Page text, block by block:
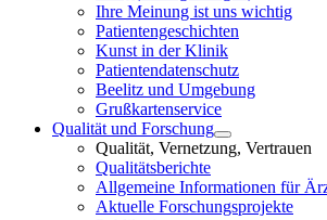
Ihre Meinung ist uns wichtig
Patientengeschichten
Kunst in der Klinik
Patientendatenschutz
Beelitz und Umgebung
Grußkartenservice
Qualität und Forschung
Qualität, Vernetzung, Vertrauen
Qualitätsberichte
Allgemeine Informationen für
Aktuelle Forschungsprojekte